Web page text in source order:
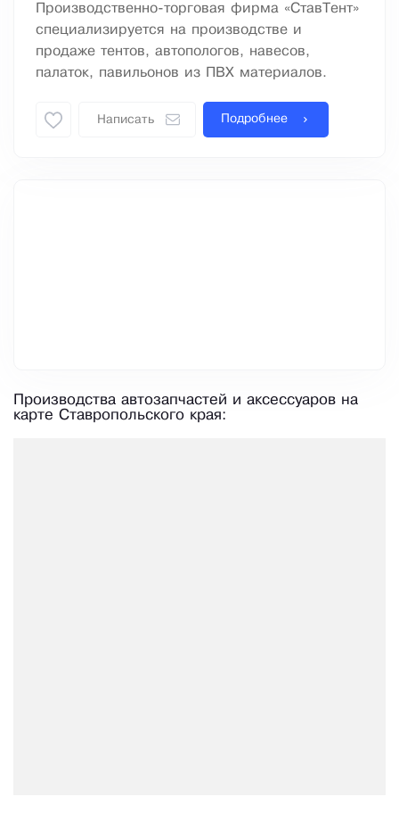
Производственно-торговая фирма «СтавТент»
специализируется на производстве и
продаже тентов, автопологов, навесов,
палаток, павильонов из ПВХ материалов.
Написать Подробнее
Производства автозапчастей и аксессуаров на
карте Ставропольского края: